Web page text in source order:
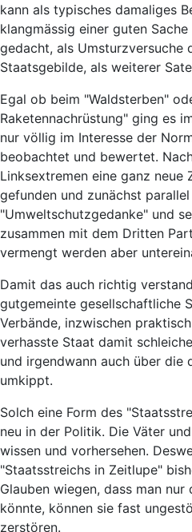
kann als typisches damaliges
klangmässig einer guten
gedacht, als Umsturzversuche
Staatsgebilde, als weiterer
Egal ob beim "Waldsterben"
Raketennachrüstung" ging es
nur völlig im Interesse der
beobachtet und bewertet.
Linksextremen eine ganz
gefunden und zunächst
"Umweltschutzgedanke" und
zusammen mit dem Dritten
vermengt werden aber
Damit das auch richtig
gutgemeinte gesellschaftliche
Verbände, inzwischen
verhasste Staat damit
und irgendwann auch über die
umkippt.
Solch eine Form des
neu in der Politik. Die Väter
wissen und vorhersehen.
"Staatsstreichs in Zeitlupe"
Glauben wiegen, dass man
könnte, können sie fast
zerstören.